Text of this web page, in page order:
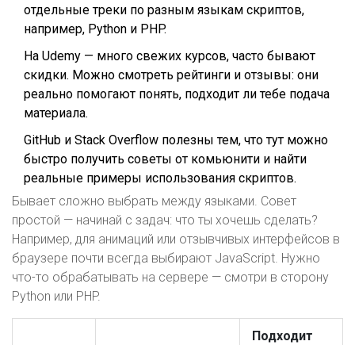
отдельные треки по разным языкам скриптов,
например, Python и PHP.
На Udemy — много свежих курсов, часто бывают
скидки. Можно смотреть рейтинги и отзывы: они
реально помогают понять, подходит ли тебе подача
материала.
GitHub и Stack Overflow полезны тем, что тут можно
быстро получить советы от комьюнити и найти
реальные примеры использования скриптов.
Бывает сложно выбрать между языками. Совет
простой — начинай с задач: что ты хочешь сделать?
Например, для анимаций или отзывчивых интерфейсов в
браузере почти всегда выбирают JavaScript. Нужно
что-то обрабатывать на сервере — смотри в сторону
Python или PHP.
Подходит